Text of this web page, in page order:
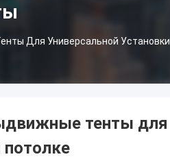
Для Универсальной Установки
тенты для
потолке